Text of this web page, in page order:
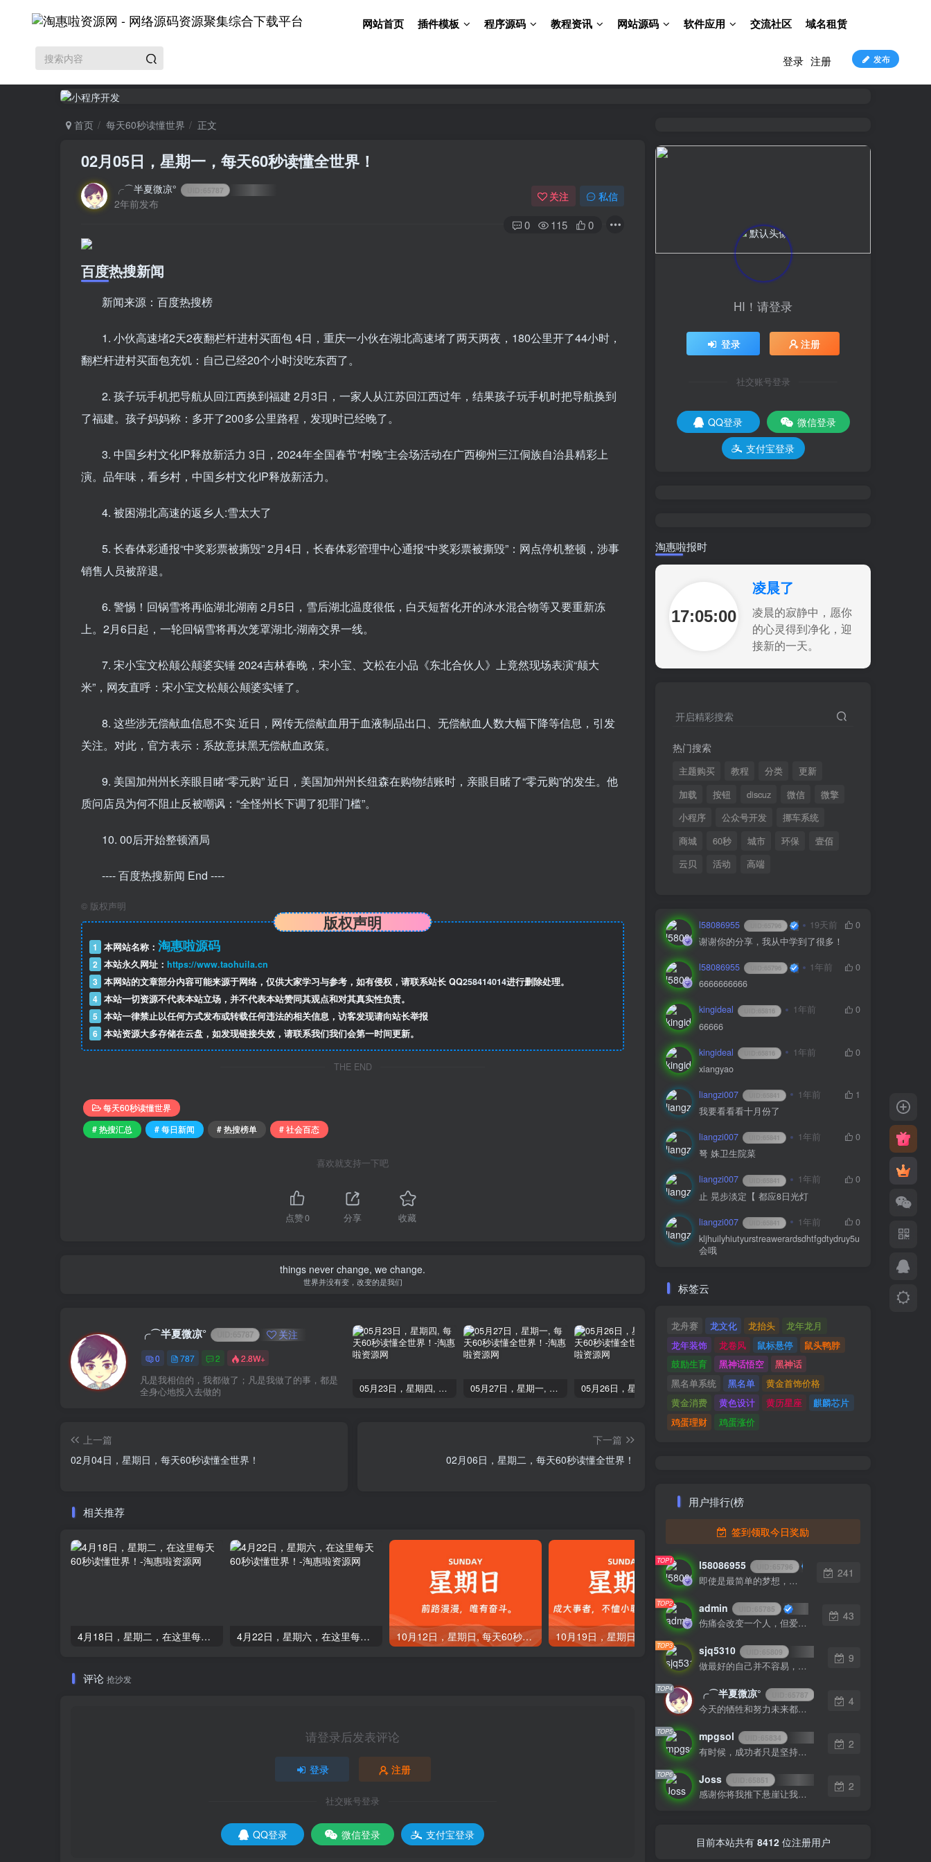
网站首页 插件模板 程序源码 教程资讯 网站源码 软件应用 交流社区 域名租赁
发布
登录 注册
首页 每天60秒读懂世界 正文
02月05日，星期一，每天60秒读懂全世界！
╭⌒半夏微凉° 65787
2年前发布
关注 私信
0 115 0
百度热搜新闻
新闻来源：百度热搜榜
1. 小伙高速堵2天2夜翻栏杆进村买面包 4日，重庆一小伙在湖北高速堵了两天两夜，180公里开了44小时，
翻栏杆进村买面包充饥：自己已经20个小时没吃东西了。
2. 孩子玩手机把导航从回江西换到福建 2月3日，一家人从江苏回江西过年，结果孩子玩手机时把导航换到
了福建。孩子妈妈称：多开了200多公里路程，发现时已经晚了。
3. 中国乡村文化IP释放新活力 3日，2024年全国春节“村晚”主会场活动在广西柳州三江侗族自治县精彩上
演。品年味，看乡村，中国乡村文化IP释放新活力。
4. 被困湖北高速的返乡人:雪太大了
5. 长春体彩通报“中奖彩票被撕毁” 2月4日，长春体彩管理中心通报“中奖彩票被撕毁”：网点停机整顿，涉事
销售人员被辞退。
6. 警惕！回锅雪将再临湖北湖南 2月5日，雪后湖北温度很低，白天短暂化开的冰水混合物等又要重新冻
上。2月6日起，一轮回锅雪将再次笼罩湖北-湖南交界一线。
7. 宋小宝文松颠公颠婆实锤 2024吉林春晚，宋小宝、文松在小品《东北合伙人》上竟然现场表演“颠大
米”，网友直呼：宋小宝文松颠公颠婆实锤了。
8. 这些涉无偿献血信息不实 近日，网传无偿献血用于血液制品出口、无偿献血人数大幅下降等信息，引发
关注。对此，官方表示：系故意抹黑无偿献血政策。
9. 美国加州州长亲眼目睹“零元购” 近日，美国加州州长纽森在购物结账时，亲眼目睹了“零元购”的发生。他
质问店员为何不阻止反被嘲讽：“全怪州长下调了犯罪门槛”。
10. 00后开始整顿酒局
---- 百度热搜新闻 End ----
© 版权声明
版权声明
1 本网站名称： 淘惠啦源码
2 本站永久网址： https://www.taohuila.cn
3 本网站的文章部分内容可能来源于网络，仅供大家学习与参考，如有侵权，请联系站长 QQ258414014进行删除处理。
4 本站一切资源不代表本站立场，并不代表本站赞同其观点和对其真实性负责。
5 本站一律禁止以任何方式发布或转载任何违法的相关信息，访客发现请向站长举报
6 本站资源大多存储在云盘，如发现链接失效，请联系我们我们会第一时间更新。
THE END
每天60秒读懂世界
# 热搜汇总
# 每日新闻 # 热搜榜单 # 社会百态
喜欢就支持一下吧
点赞0 分享 收藏
things never change, we change.
世界并没有变，改变的是我们
╭⌒半夏微凉° 65787 关注
0 787 2 2.8W+
凡是我相信的，我都做了；凡是我做了的事，都是
全身心地投入去做的
05月23日，星期四, 每天60秒读懂全世界！ 05月27日，星期一, 每天60秒读懂全世界！ 03月26日，星期二, 每天60秒读懂全世界！
上一篇
02月04日，星期日，每天60秒读懂全世界！
下一篇
02月06日，星期二，每天60秒读懂全世界！
相关推荐
4月18日，星期二，在这里每天60秒读懂世界！ 4月22日，星期六，在这里每天60秒读懂世界！ 10月12日，星期日, 每天60秒读懂全世界！ 10月19日，星期日, 每天60秒读懂全世界！
评论 抢沙发
请登录后发表评论
登录 注册
社交账号登录
QQ登录 微信登录 支付宝登录
HI！请登录
登录 注册
社交账号登录
QQ登录
微信登录
支付宝登录
淘惠啦报时
17:05:01
凌晨了
凌晨的寂静中，愿你
的心灵得到净化，迎
接新的一天。
开启精彩搜索
热门搜索
主题购买 教程 分类
更新
加载
按钮 discuz 微信
微擎
小程序
公众号开发
挪车系统
商城
60秒 城市 环保
壹佰
云贝
活动 高端
l58086955 65796 19天前
0
谢谢你的分享，我从中学到了很多！
l58086955 65796 1年前
0
6666666666
kingideal 65816 1年前
0
66666
kingideal 65816 1年前
0
xiangyao
liangzi007 65841 1年前
1
我要看看看十月份了
liangzi007 65841 1年前
0
弩 姝卫生院菜
liangzi007 65841 1年前
0
止 晃步淡定【 都应8日光灯
liangzi007 65841 1年前
0
kljhuilyhiutyurstreawerardsdhtfgdtydruy5u
会哦
标签云
龙舟赛 龙文化 龙抬头
龙年龙月
龙年装饰
龙卷风 鼠标悬停
鼠头鸭脖
鼓励生育
黑神话悟空
黑神话
黑名单系统
黑名单
黄金首饰价格
黄金消费
黄色设计 黄历星座
麒麟芯片
鸡蛋理财
鸡蛋涨价
用户排行(榜
签到领取今日奖励
TOP1 l58086955 65796
即使是最简单的梦想，用心浇灌，也能开出绚烂的花
241
TOP2 admin 65785
伤痛会改变一个人，但爱最终总会让你找回最初的自己
43
TOP3 sjq5310 65809
做最好的自己并不容易，这是很美好的愿望，需要耐心、坚持和毅力
9
TOP4 ╭⌒半夏微凉° 65787
今天的牺牲和努力未来都会有回报
4
TOP5 mpgsol 65834
有时候，成功者只是坚持梦想不放弃的人
2
TOP6 Joss 65851
感谢你将我推下悬崖让我看清整片天空
2
目前本站共有 8412位注册用户